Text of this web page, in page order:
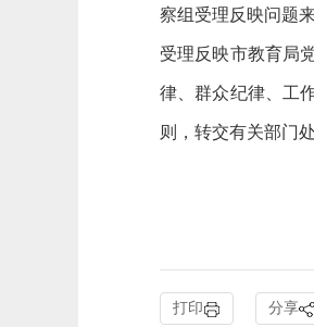
察组受理反映问题
受理反映市教育局
律、群众纪律、工
则，转交有关部门处
打印 分享